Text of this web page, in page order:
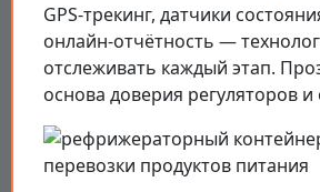
GPS-трекинг, датчики
онлайн-отчётность —
отслеживать каждый этап.
основа доверия регуляторов